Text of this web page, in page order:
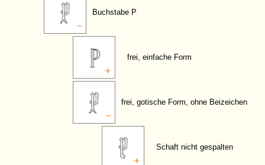
Buchstabe P
frei, einfache Form
frei, gotische Form, ohne Beizeichen
Schaft nicht gespalten